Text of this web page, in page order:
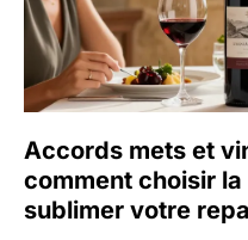
Accords mets et
comment choisir
sublimer votre